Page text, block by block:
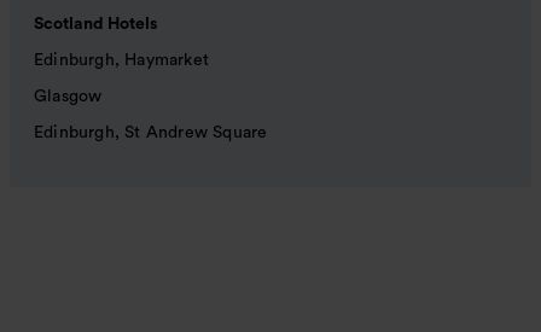
Scotland Hotels
Edinburgh, Haymarket
Glasgow
Edinburgh, St Andrew Square